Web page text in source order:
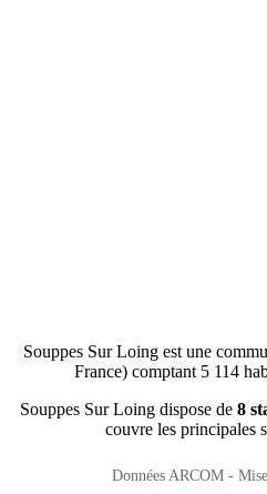
Souppes Sur Loing est une
France) comptant 5 114
Souppes Sur Loing dispose de8
couvre les principales
Données ARCOM -